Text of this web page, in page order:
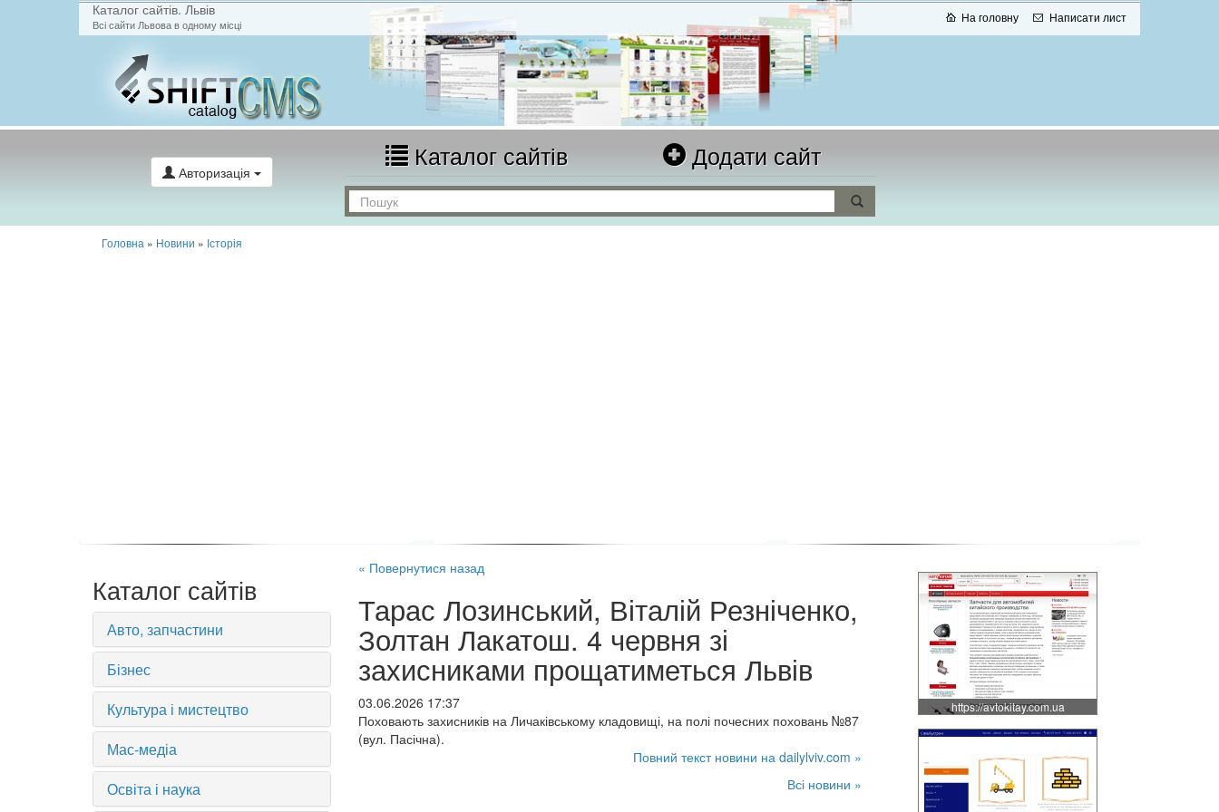
Каталог сайтів. Львів
Всі сайти Львова в одному місці На головну Написати лист
Авторизація
Каталог сайтів Додати сайт
Головна » Новини » Історія
Каталог сайтів
Авто, запчастини
Бізнес
Культура і мистецтво
Мас-медіа
Освіта і наука
« Повернутися назад
Тарас Лозинський, Віталій Резніченко,
Золтан Лакатош. 4 червня зі
захисниками прощатиметься Львів
03.06.2026 17:37
Поховають захисників на Личаківському кладовищі, на полі почесних поховань №87
(вул. Пасічна).
Повний текст новини на dailylviv.com »
Всі новини »
https://avtokitay.com.ua